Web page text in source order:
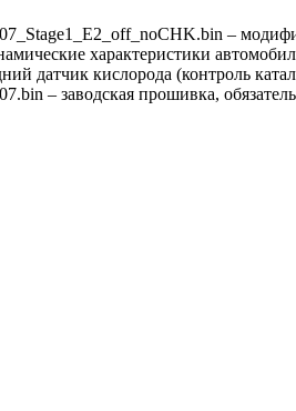
–
характеристики
датчик кислорода (контроль
– заводская прошивка,